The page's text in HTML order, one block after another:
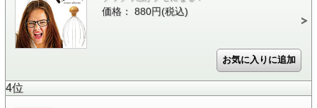
価格： 880円(税込)
4位